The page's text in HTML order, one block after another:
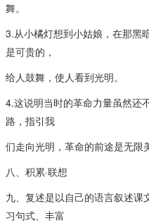
舞。
3.从小橘灯想到小姑娘，在那黑
是可贵的，
给人鼓舞，使人看到光明。
4.这说明当时的革命力量虽然还
路，指引我
们走向光明，革命的前途是无限
八、积累·联想
九、复述是以自己的语言叙述
习句式、丰富